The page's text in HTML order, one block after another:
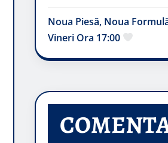
Noua Piesă, Noua
Vineri Ora 17:00